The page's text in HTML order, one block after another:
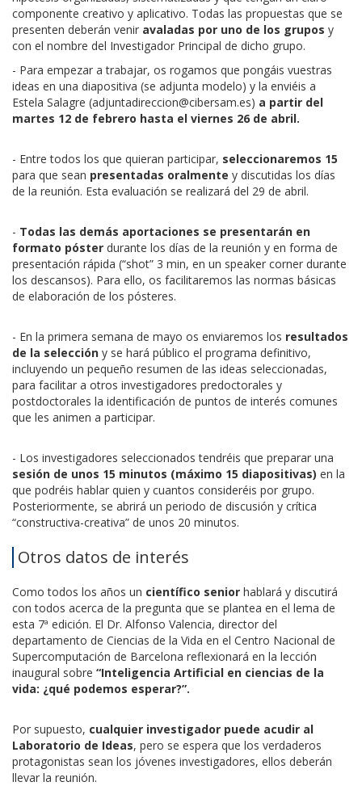
componente creativo y aplicativo. Todas las propuestas que se
presenten deberán venir avaladas por uno de los grupos y
con el nombre del Investigador Principal de dicho grupo.
- Para empezar a trabajar, os rogamos que pongáis vuestras
ideas en una diapositiva (se adjunta modelo) y la enviéis a
Estela Salagre (adjuntadireccion@cibersam.es) a partir del
martes 12 de febrero hasta el viernes 26 de abril.
- Entre todos los que quieran participar, seleccionaremos 15
para que sean presentadas oralmente y discutidas los días
de la reunión. Esta evaluación se realizará del 29 de abril.
- Todas las demás aportaciones se presentarán en
formato póster durante los días de la reunión y en forma de
presentación rápida (“shot” 3 min, en un speaker corner durante
los descansos). Para ello, os facilitaremos las normas básicas
de elaboración de los pósteres.
- En la primera semana de mayo os enviaremos los resultados
de la selección y se hará público el programa definitivo,
incluyendo un pequeño resumen de las ideas seleccionadas,
para facilitar a otros investigadores predoctorales y
postdoctorales la identificación de puntos de interés comunes
que les animen a participar.
- Los investigadores seleccionados tendréis que preparar una
sesión de unos 15 minutos (máximo 15 diapositivas) en la
que podréis hablar quien y cuantos consideréis por grupo.
Posteriormente, se abrirá un periodo de discusión y crítica
“constructiva-creativa” de unos 20 minutos.
Otros datos de interés
Como todos los años un científico senior hablará y discutirá
con todos acerca de la pregunta que se plantea en el lema de
esta 7ª edición. El Dr. Alfonso Valencia, director del
departamento de Ciencias de la Vida en el Centro Nacional de
Supercomputación de Barcelona reflexionará en la lección
inaugural sobre “Inteligencia Artificial en ciencias de la
vida: ¿qué podemos esperar?”.
Por supuesto, cualquier investigador puede acudir al
Laboratorio de Ideas, pero se espera que los verdaderos
protagonistas sean los jóvenes investigadores, ellos deberán
llevar la reunión.